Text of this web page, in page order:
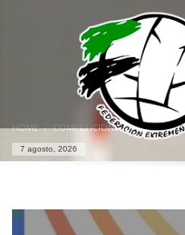
CÓMO AFILIARSE A LA
Completa el formulario
Permanece atento al estado
Si tienes problemas con tu
HOME COMPETICIONES
7 agosto, 2026